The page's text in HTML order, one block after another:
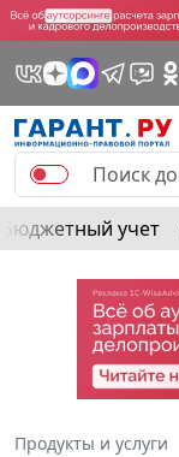
Бюджетный учет
Продукты и услуги